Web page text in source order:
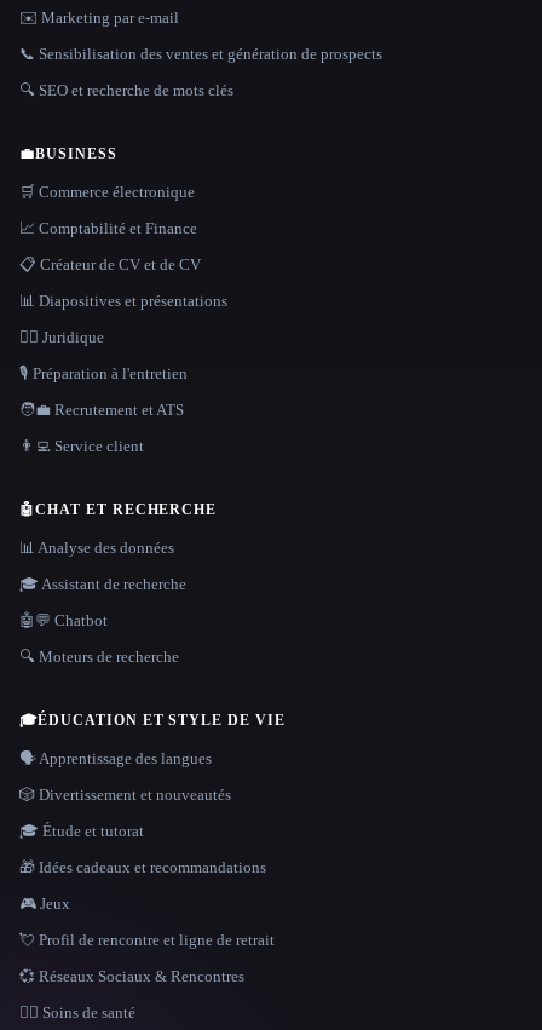
✉️ Marketing par e-mail
📞 Sensibilisation des ventes et génération de prospects
🔍 SEO et recherche de mots clés
💼BUSINESS
🛒 Commerce électronique
📈 Comptabilité et Finance
📋 Créateur de CV et de CV
📊 Diapositives et présentations
👩‍⚖️ Juridique
🎙️ Préparation à l'entretien
🧑‍💼 Recrutement et ATS
👨‍💻 Service client
🤖CHAT ET RECHERCHE
📊 Analyse des données
🎓 Assistant de recherche
🤖💬 Chatbot
🔍 Moteurs de recherche
🎓ÉDUCATION ET STYLE DE VIE
🗣️ Apprentissage des langues
🎲 Divertissement et nouveautés
🎓 Étude et tutorat
🎁 Idées cadeaux et recommandations
🎮 Jeux
💘 Profil de rencontre et ligne de retrait
💞 Réseaux Sociaux & Rencontres
👩‍⚕️ Soins de santé